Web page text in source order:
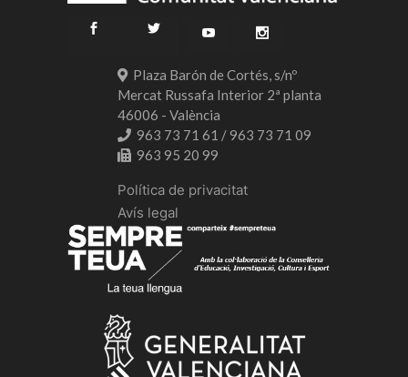
Plaza Barón de Cortés, s/nº
Mercat Russafa Interior 2ª planta
46006 - València
963 73 71 61 / 963 73 71 09
963 95 20 99
Política de privacitat
Avís legal